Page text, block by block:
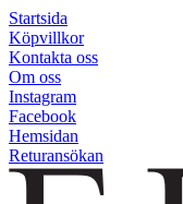
Startsida
Köpvillkor
Kontakta oss
Om oss
Instagram
Facebook
Hemsidan
Returansökan